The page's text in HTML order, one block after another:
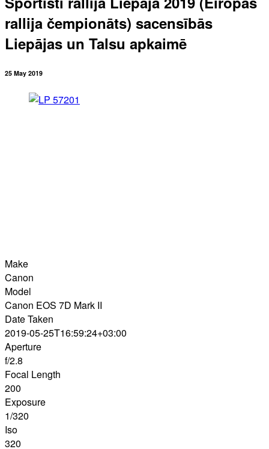
rallija čempionāts) sacensībās
Liepājas un Talsu apkaimē
25 May 2019
Make
Canon
Model
Canon EOS 7D Mark II
Date Taken
2019-05-25T16:59:24+03:00
Aperture
f/2.8
Focal Length
200
Exposure
1/320
Iso
320